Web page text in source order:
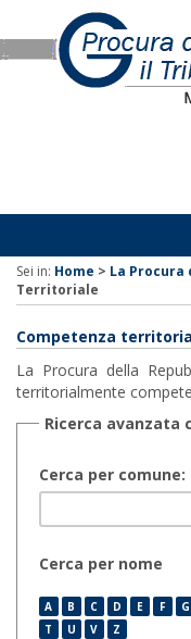
Sei in: Home > La Procura
Territoriale
Competenza
La Procura della
territorialmente
Ricerca avanzata
Cerca per comune:
Cerca per nome
A B C D E F G
T
U V Z